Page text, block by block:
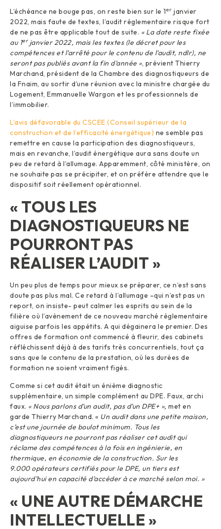
L’échéance ne bouge pas, on reste bien sur le 1er janvier
2022, mais faute de textes, l’audit réglementaire risque fort
de ne pas être applicable tout de suite. « La date reste fixée
au 1erjanvier 2022, mais les textes (le décret pour les
compétences et l’arrêté pour le contenu de l’audit, ndlr), ne
seront pas publiés avant la fin d’année », prévient Thierry
Marchand, président de la Chambre des diagnostiqueurs de
la Fnaim, au sortir d’une réunion avec la ministre chargée du
Logement, Emmanuelle Wargon et les professionnels de
l’immobilier.
L’avis défavorable du CSCEE (Conseil supérieur de la
construction et de l’efficacité énergétique) ne semble pas
remettre en cause la participation des diagnostiqueurs,
mais en revanche, l’audit énergétique aura sans doute un
peu de retard à l’allumage. Apparemment, côté ministère, on
ne souhaite pas se précipiter, et on préfère attendre que le
dispositif soit réellement opérationnel.
« TOUS LES
DIAGNOSTIQUEURS NE
POURRONT PAS
RÉALISER L’AUDIT »
Un peu plus de temps pour mieux se préparer, ce n’est sans
doute pas plus mal. Ce retard à l’allumage –qui n’est pas un
report, on insiste- peut calmer les esprits au sein de la
filière où l’avènement de ce nouveau marché réglementaire
aiguise parfois les appétits. A qui dégainera le premier. Des
offres de formation ont commencé à fleurir, des cabinets
réfléchissent déjà à des tarifs très concurrentiels, tout ça
sans que le contenu de la prestation, où les durées de
formation ne soient vraiment figés.
Comme si cet audit était un énième diagnostic
supplémentaire, un simple complément au DPE. Faux, archi
faux. « Nous parlons d’un audit, pas d’un DPE+ », met en
garde Thierry Marchand. « Un audit dans une petite maison,
c’est une journée de boulot minimum. Tous les
diagnostiqueurs ne pourront pas réaliser cet audit qui
réclame des compétences à la fois en ingénierie, en
thermique, en économie de la construction. Sur les
9.000 opérateurs certifiés pour le DPE, un tiers est
aujourd’hui en capacité d’accéder à ce marché selon moi. »
« UNE AUTRE DÉMARCHE
INTELLECTUELLE »